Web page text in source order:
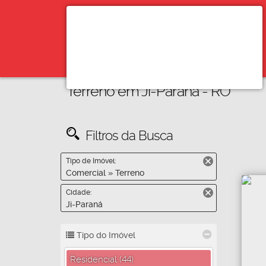
Terreno em Ji-Paraná - RO
Filtros da Busca
Tipo de Imóvel:
Comercial » Terreno
Cidade:
Ji-Paraná
Tipo do Imóvel
Residencial (44)